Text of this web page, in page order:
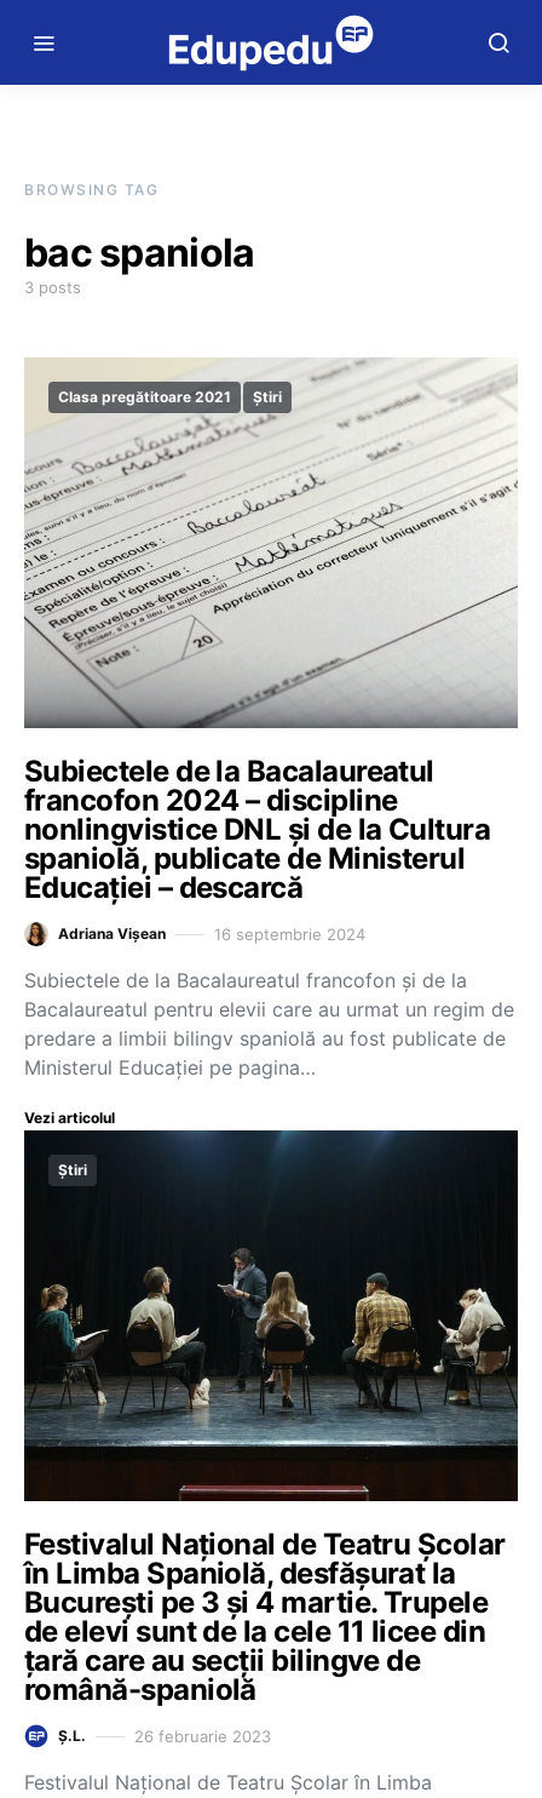
BROWSING TAG
bac spaniola
3 posts
Clasa pregătitoare 2021 Știri
Subiectele de la Bacalaureatul
francofon 2024 – discipline
nonlingvistice DNL și de la Cultura
spaniolă, publicate de Ministerul
Educației – descarcă
Adriana Vișean 16 septembrie 2024
Subiectele de la Bacalaureatul francofon și de la
Bacalaureatul pentru elevii care au urmat un regim de
predare a limbii bilingv spaniolă au fost publicate de
Ministerul Educației pe pagina…
Vezi articolul
Știri
Festivalul Național de Teatru Școlar
în Limba Spaniolă, desfășurat la
București pe 3 și 4 martie. Trupele
de elevi sunt de la cele 11 licee din
țară care au secții bilingve de
română-spaniolă
Ș.L. 26 februarie 2023
Festivalul Național de Teatru Școlar în Limba